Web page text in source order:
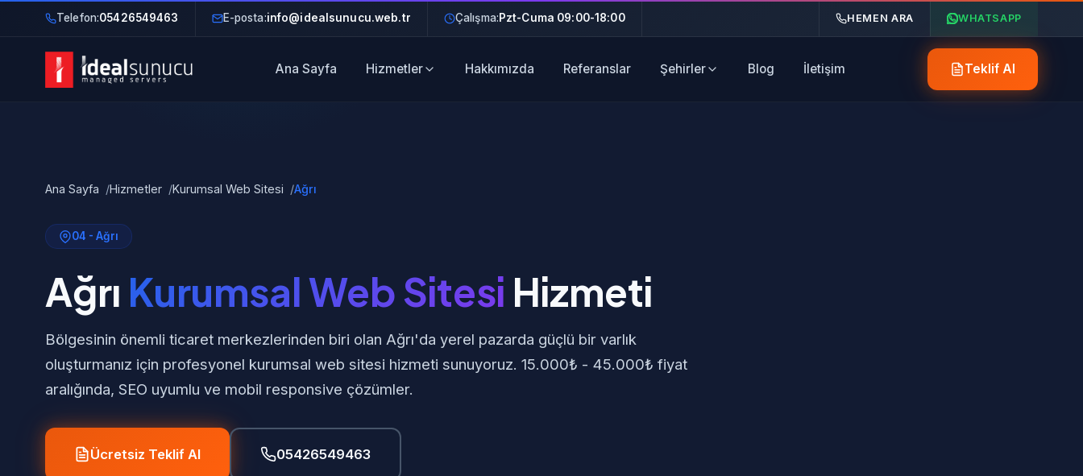
Telefon:05426549463 E-posta:info@idealsunucu.web.tr Çalışma:Pzt-Cuma 09:00-18:00 HEMEN ARA WHATSAPP
Ana Sayfa Hizmetler Hakkımızda Referanslar Şehirler Blog İletişim Teklif Al
Ana Sayfa Hizmetler Kurumsal Web Sitesi Ağrı
04 - Ağrı
Ağrı Kurumsal Web Sitesi Hizmeti
Bölgesinin önemli ticaret merkezlerinden biri olan Ağrı'da yerel pazarda güçlü bir varlık
oluşturmanız için profesyonel kurumsal web sitesi hizmeti sunuyoruz. 15.000₺ - 45.000₺ fiyat
aralığında, SEO uyumlu ve mobil responsive çözümler.
Ücretsiz Teklif Al 05426549463